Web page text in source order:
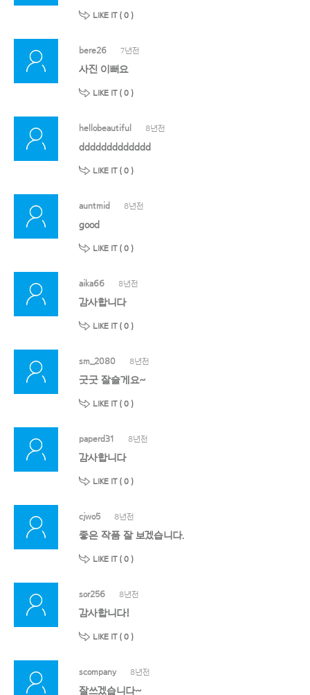
LIKE IT ( 0 )
bere26 7년전
사진 이뻐요
LIKE IT ( 0 )
hellobeautiful 8년전
ddddddddddddd
LIKE IT ( 0 )
auntmid 8년전
good
LIKE IT ( 0 )
aika66 8년전
감사합니다
LIKE IT ( 0 )
sm_2080 8년전
굿굿 잘슬게요~
LIKE IT ( 0 )
paperd31 8년전
감사합니다
LIKE IT ( 0 )
cjwo5 8년전
좋은 작품 잘 보겠습니다.
LIKE IT ( 0 )
sor256 8년전
감사합니다!
LIKE IT ( 0 )
scompany 8년전
잘쓰겠습니다~